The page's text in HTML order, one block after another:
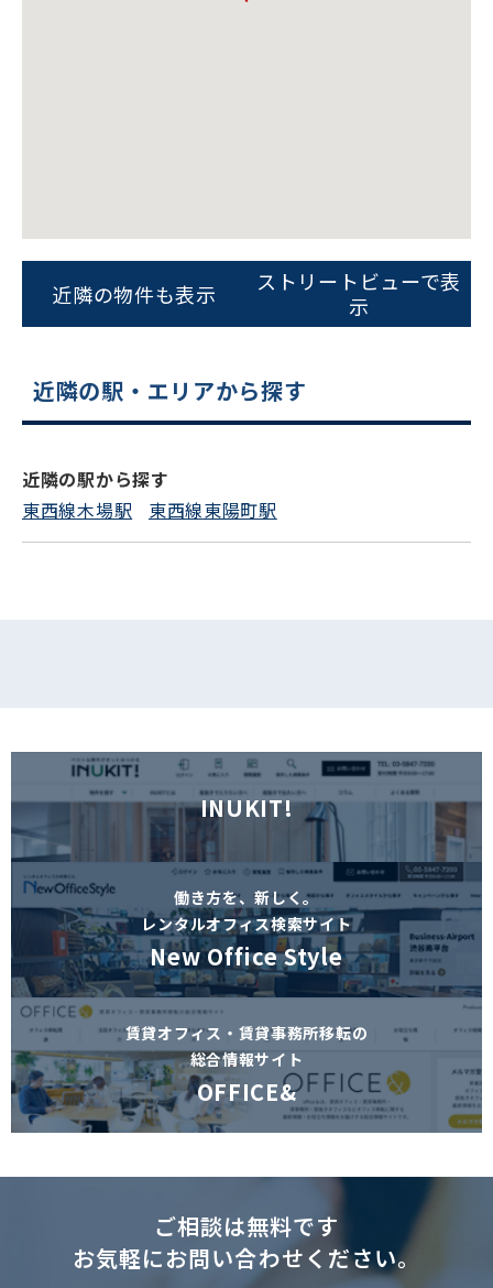
ビルコード：172272
をお伝えいただくと
スムーズにご案内できます
平日 9:00〜18:00
フォームでお問い合わせ
近隣の物件も表示
ストリートビューで表
示
近隣の駅・エリアから探す
近隣の駅から探す
東西線木場駅
東西線東陽町駅
INUKIT!
働き方を、新しく。
レンタルオフィス検索サイト
New Office Style
賃貸オフィス・賃貸事務所移転の
総合情報サイト
OFFICE&
ご相談は無料です
お気軽にお問い合わせください。